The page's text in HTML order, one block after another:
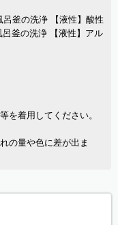
釜の洗浄 【液性】酸性
釜の洗浄 【液性】アル
を着用してください。
の量や色に差が出ま